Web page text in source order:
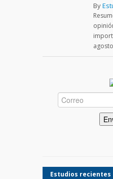
By
Estudios recientes